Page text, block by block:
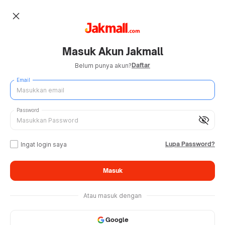
close
Masuk Akun Jakmall
Belum punya akun?Daftar
Email
visibility_off
Password
Ingat login saya Lupa Password?
Masuk
Atau masuk dengan
Google